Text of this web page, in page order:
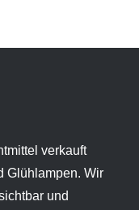
verkauft
Glühlampen. Wir
und